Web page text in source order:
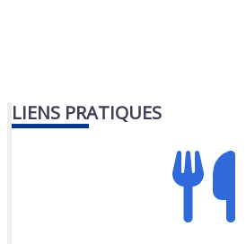
LIENS PRATIQUES